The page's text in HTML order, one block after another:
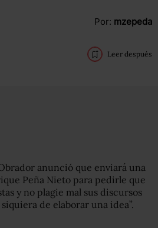
Por: mzepeda
Leer después
anunció que enviará una
Peña Nieto para pedirle que
y no plagie mal sus discursos
de elaborar una idea”.